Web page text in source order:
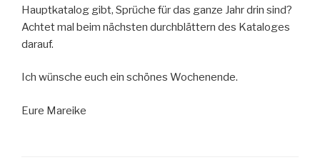
Hauptkatalog gibt, Sprüche für das ganze Jahr drin sind?
Achtet mal beim nächsten durchblättern des Kataloges
darauf.
Ich wünsche euch ein schönes Wochenende.
Eure Mareike